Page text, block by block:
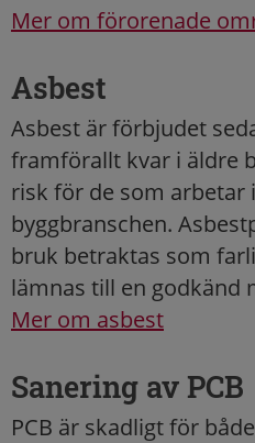
Mer om förorenade
Asbest
Asbest är förbjudet
framförallt kvar i äldre
risk för de som arbetar i
byggbranschen.
bruk betraktas som
lämnas till en godkänd
Mer om asbest
Sanering av PCB
PCB är skadligt för